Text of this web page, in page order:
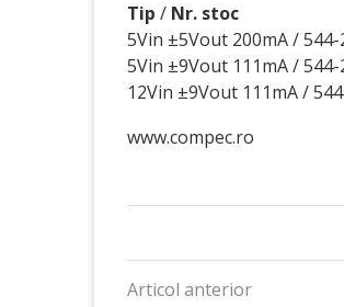
Tip / Nr. stoc
5Vin ±5Vout 200mA / 544-
5Vin ±9Vout 111mA / 544-
12Vin ±9Vout 111mA /
www.compec.ro
Articol anterior